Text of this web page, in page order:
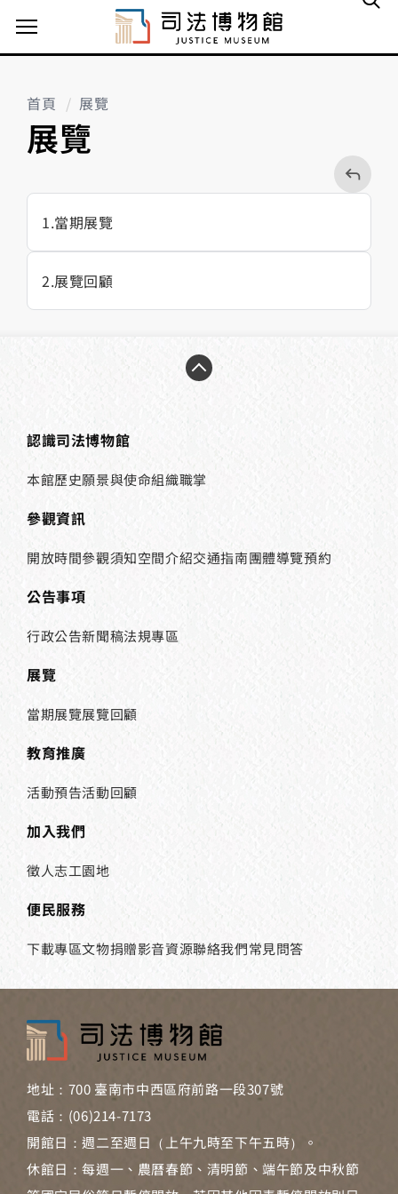
主選單案扭
首頁 展覽
展覽 回
上
一
頁
1 當期展覽
2 展覽回顧
認識司法博物館
本館歷史願景與使命組織職掌
參觀資訊
開放時間參觀須知空間介紹交通指南團體導覽預約
公告事項
行政公告新聞稿法規專區
展覽
當期展覽展覽回顧
教育推廣
活動預告活動回顧
加入我們
徵人志工園地
便民服務
下載專區文物捐贈影音資源聯絡我們常見問答
地址：700 臺南市中西區府前路一段307號
電話：(06)214-7173
開館日：週二至週日（上午九時至下午五時）。
休館日：每週一、農曆春節、清明節、端午節及中秋節